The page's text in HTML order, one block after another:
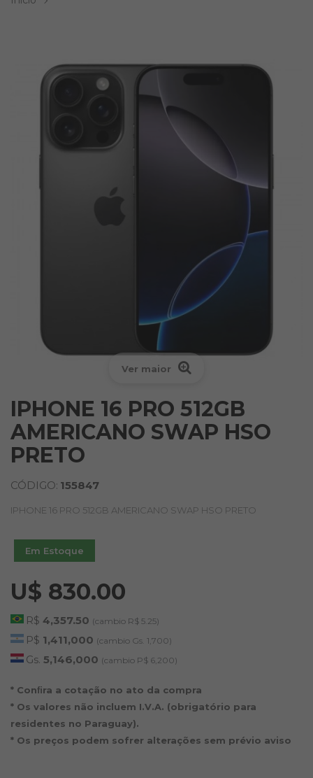
Ver maior
IPHONE 16 PRO 512GB
AMERICANO SWAP HSO
PRETO
CÓDIGO: 155847
IPHONE 16 PRO 512GB AMERICANO SWAP HSO PRETO
Em Estoque
U$ 830.00
R$ 4,357.50 (cambio R$ 5.25)
P$ 1,411,000 (cambio Gs. 1,700)
Gs. 5,146,000 (cambio P$ 6,200)
* Conﬁra a cotação no ato da compra
* Os valores não incluem I.V.A. (obrigatório para
residentes no Paraguay).
* Os preços podem sofrer alterações sem prévio aviso